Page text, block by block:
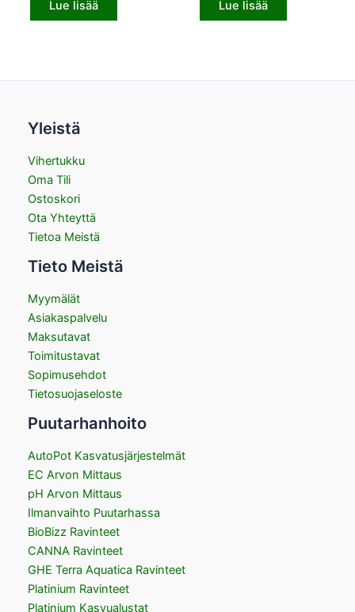
Lue lisää Lue lisää
Yleistä
Vihertukku
Oma Tili
Ostoskori
Ota Yhteyttä
Tietoa Meistä
Tieto Meistä
Myymälät
Asiakaspalvelu
Maksutavat
Toimitustavat
Sopimusehdot
Tietosuojaseloste
Puutarhanhoito
AutoPot Kasvatusjärjestelmät
EC Arvon Mittaus
pH Arvon Mittaus
Ilmanvaihto Puutarhassa
BioBizz Ravinteet
CANNA Ravinteet
GHE Terra Aquatica Ravinteet
Platinium Ravinteet
Platinium Kasvualustat